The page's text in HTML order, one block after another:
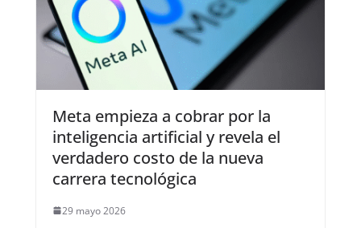
Meta empieza a cobrar por la
inteligencia artificial y revela el
verdadero costo de la nueva
carrera tecnológica
29 mayo 2026